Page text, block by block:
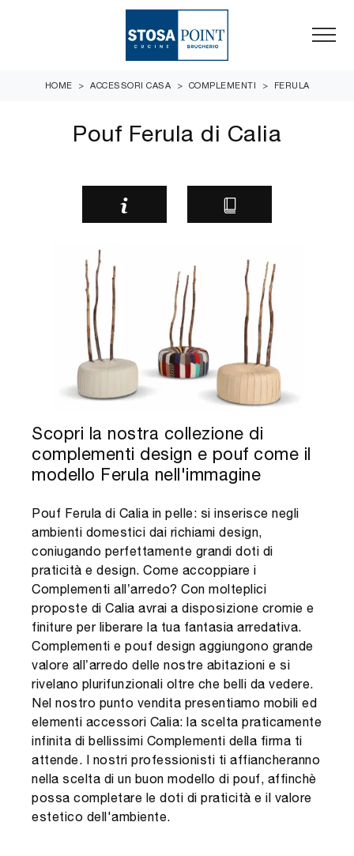
HOME > ACCESSORI CASA > COMPLEMENTI > FERULA
Pouf Ferula di Calia
Scopri la nostra collezione di
complementi design e pouf come il
modello Ferula nell'immagine
Pouf Ferula di Calia in pelle: si inserisce negli
ambienti domestici dai richiami design,
coniugando perfettamente grandi doti di
praticità e design. Come accoppiare i
Complementi all’arredo? Con molteplici
proposte di Calia avrai a disposizione cromie e
finiture per liberare la tua fantasia arredativa.
Complementi e pouf design aggiungono grande
valore all’arredo delle nostre abitazioni e si
rivelano plurifunzionali oltre che belli da vedere.
Nel nostro punto vendita presentiamo mobili ed
elementi accessori Calia: la scelta praticamente
infinita di bellissimi Complementi della firma ti
attende. I nostri professionisti ti affiancheranno
nella scelta di un buon modello di pouf, affinchè
possa completare le doti di praticità e il valore
estetico dell'ambiente.